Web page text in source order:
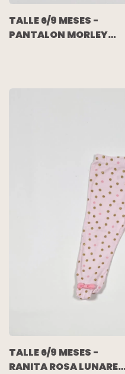
TALLE 6/9 MESES -
PANTALON MORLEY
TALLE 6/9 MESES -
RANITA ROSA LUNARES